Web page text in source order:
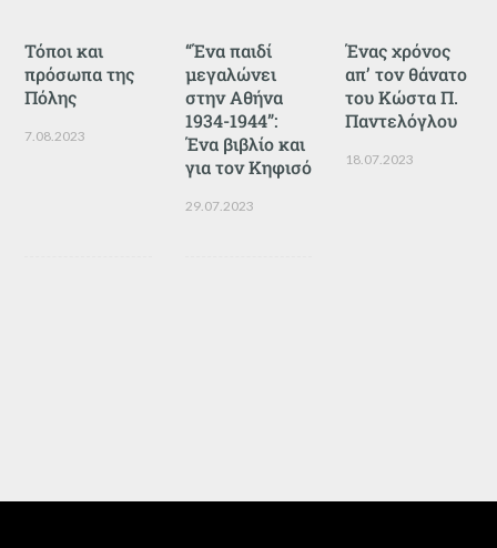
Τόποι και
πρόσωπα της
Πόλης
7.08.2023
“Ένα παιδί
μεγαλώνει
στην Αθήνα
1934-1944”:
Ένα βιβλίο και
για τον Κηφισό
29.07.2023
Ένας χρόνος
απ’ τον θάνατο
του Κώστα Π.
Παντελόγλου
18.07.2023